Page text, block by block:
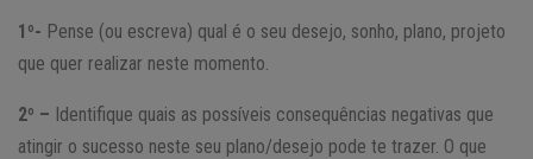
1º- Pense (ou escreva) qual é o seu desejo, sonho, plano, projeto
que quer realizar neste momento.
2º – Identifique quais as possíveis consequências negativas que
atingir o sucesso neste seu plano/desejo pode te trazer. O que